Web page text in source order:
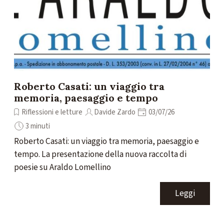
Roberto Casati: un viaggio tra
memoria, paesaggio e tempo
Riflessioni e letture Davide Zardo
03/07/26
3 minuti
Roberto Casati: un viaggio tra memoria, paesaggio e
tempo. La presentazione della nuova raccolta di
poesie su Araldo Lomellino
Leggi